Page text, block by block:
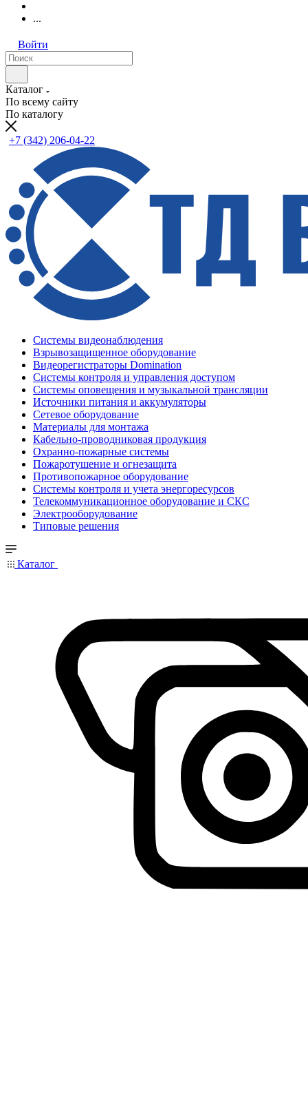
...
Войти
Каталог
По всему сайту
По каталогу
+7 (342) 206-04-22
Системы видеонаблюдения
Взрывозащищенное оборудование
Видеорегистраторы Domination
Системы контроля и управления доступом
Системы оповещения и музыкальной трансляции
Источники питания и аккумуляторы
Сетевое оборудование
Материалы для монтажа
Кабельно-проводниковая продукция
Охранно-пожарные системы
Пожаротушение и огнезащита
Противопожарное оборудование
Системы контроля и учета энергоресурсов
Телекоммуникационное оборудование и СКС
Электрооборудование
Типовые решения
Каталог